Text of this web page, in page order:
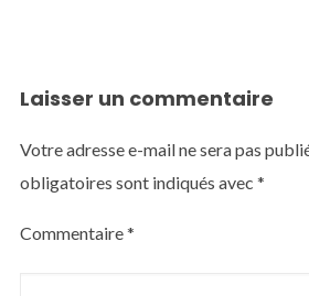
Laisser un commentaire
Votre adresse e-mail ne sera pas
obligatoires sont indiqués avec *
Commentaire*